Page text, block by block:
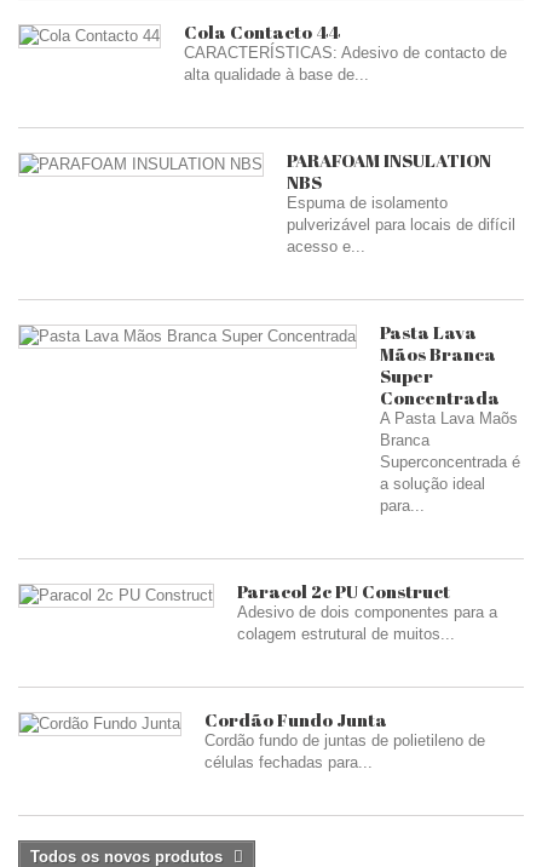
Cola Contacto 44
CARACTERÍSTICAS: Adesivo de contacto de
alta qualidade à base de...
PARAFOAM INSULATION
NBS
Espuma de isolamento
pulverizável para locais de difícil
acesso e...
Pasta Lava
Mãos Branca
Super
Concentrada
A Pasta Lava Maõs
Branca
Superconcentrada é
a solução ideal
para...
Paracol 2c PU Construct
Adesivo de dois componentes para a
colagem estrutural de muitos...
Cordão Fundo Junta
Cordão fundo de juntas de polietileno de
células fechadas para...
Todos os novos produtos